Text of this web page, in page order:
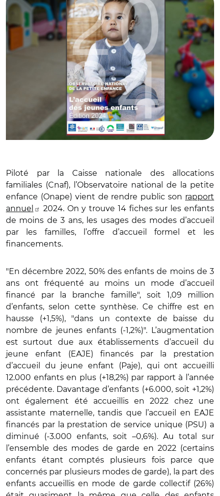
Piloté par la Caisse nationale des allocations
familiales (Cnaf), l’Observatoire national de la petite
enfance (Onape) vient de rendre public son rapport
annuel
2024. On y trouve 14 fiches sur les enfants
de moins de 3 ans, les usages des modes d’accueil
par les familles, l’offre d’accueil formel et les
financements.
"En décembre 2022, 50% des enfants de moins de 3
ans ont fréquenté au moins un mode d’accueil
financé par la branche famille", soit 1,09 million
d’enfants, selon cette synthèse. Ce chiffre est en
hausse (+1,5%), "dans un contexte de baisse du
nombre de jeunes enfants (-1,2%)". L’augmentation
est surtout due aux établissements d’accueil du
jeune enfant (EAJE) financés par la prestation
d’accueil du jeune enfant (Paje), qui ont accueilli
12.000 enfants en plus (+18,2%) par rapport à l’année
précédente. Davantage d’enfants (+6.000, soit +1,2%)
ont également été accueillis en 2022 chez une
assistante maternelle, tandis que l’accueil en EAJE
financés par la prestation de service unique (PSU) a
diminué (-3.000 enfants, soit –0,6%). Au total sur
l’ensemble des modes de garde en 2022 (certains
enfants étant comptés plusieurs fois parce que
concernés par plusieurs modes de garde), la part des
enfants accueillis en mode de garde collectif (26%)